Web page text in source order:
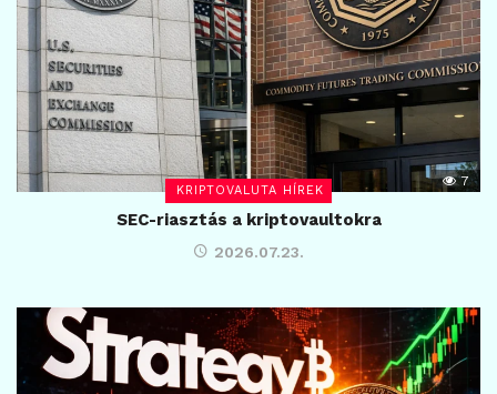
KRIPTOVALUTA HÍREK
7
SEC-riasztás a kriptovaultokra
2026.07.23.